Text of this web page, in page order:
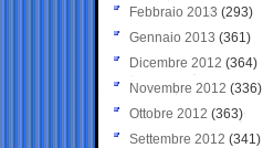
Febbraio 2013 (293)
Gennaio 2013 (361)
Dicembre 2012 (364)
Novembre 2012 (336)
Ottobre 2012 (363)
Settembre 2012 (341)